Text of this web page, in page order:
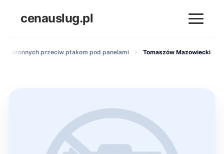
cenauslug.pl
ochronnych przeciw ptakom pod panelami Tomaszów Mazowiecki